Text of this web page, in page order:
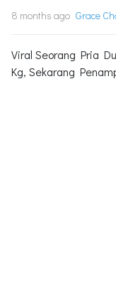
8 months ago Grace
Viral Seorang Pria
Kg, Sekarang